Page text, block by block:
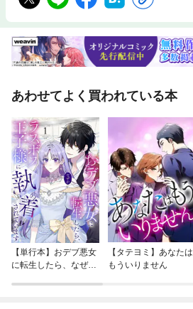
あわせてよく買われている本
【単行本】おデブ悪女
に転生したら、なぜか
【タテヨミ】あなたは
もういりません